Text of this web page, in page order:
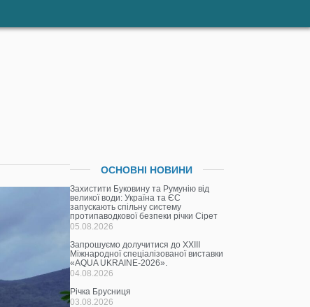
ОСНОВНІ НОВИНИ
Захистити Буковину та Румунію від
великої води: Україна та ЄС
запускають спільну систему
протипаводкової безпеки річки Сірет
05.08.2026
Запрошуємо долучитися до ХХІІІ
Міжнародної спеціалізованої виставки
«AQUA UKRAINE-2026».
04.08.2026
Річка Брусниця
03.08.2026